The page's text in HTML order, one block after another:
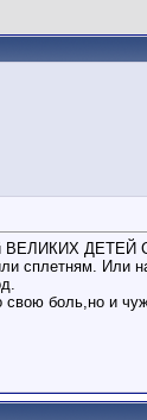
ВЕЛИКИХ ДЕТЕЙ
сплетням. Или
свою боль,но и